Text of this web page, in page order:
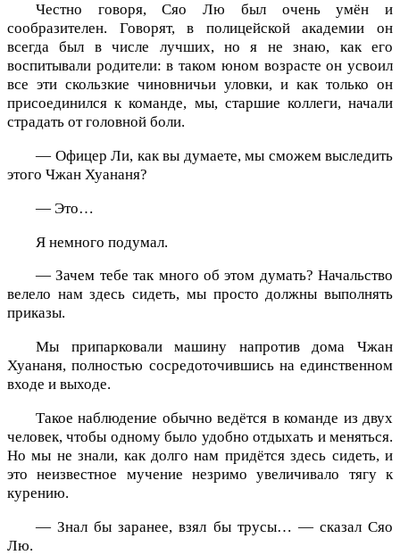
Честно говоря, Сяо Лю был очень умён и
сообразителен. Говорят, в полицейской академии он
всегда был в числе лучших, но я не знаю, как его
воспитывали родители: в таком юном возрасте он усвоил
все эти скользкие чиновничьи уловки, и как только он
присоединился к команде, мы, старшие коллеги, начали
страдать от головной боли.
— Офицер Ли, как вы думаете, мы сможем выследить
этого Чжан Хуананя?
— Это…
Я немного подумал.
— Зачем тебе так много об этом думать? Начальство
велело нам здесь сидеть, мы просто должны выполнять
приказы.
Мы припарковали машину напротив дома Чжан
Хуананя, полностью сосредоточившись на единственном
входе и выходе.
Такое наблюдение обычно ведётся в команде из двух
человек, чтобы одному было удобно отдыхать и меняться.
Но мы не знали, как долго нам придётся здесь сидеть, и
это неизвестное мучение незримо увеличивало тягу к
курению.
— Знал бы заранее, взял бы трусы… — сказал Сяо
Лю.